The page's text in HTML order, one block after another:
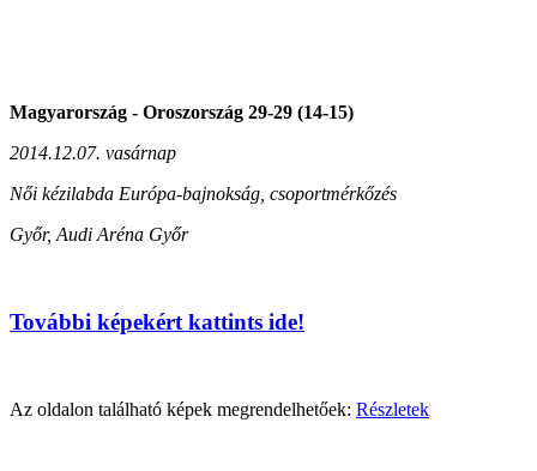
Magyarország - Oroszország 29-29 (14-15)
2014.12.07. vasárnap
Női kézilabda Európa-bajnokság, csoportmérkőzés
Győr, Audi Aréna Győr
További képekért kattints ide!
Az oldalon található képek megrendelhetőek: Részletek